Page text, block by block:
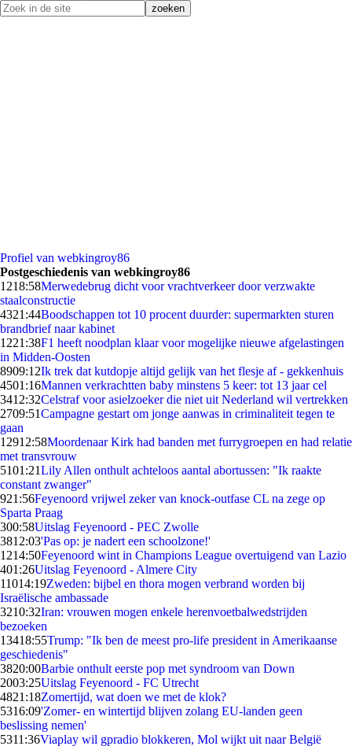
Profiel van webkingroy86
Postgeschiedenis van webkingroy86
1218:58Merwedebrug dicht voor vrachtverkeer door verzwakte
staalconstructie
4321:44Boodschappen tot 10 procent duurder: supermarkten sturen
brandbrief naar kabinet
1221:38F1 heeft noodplan klaar voor mogelijke nieuwe afgelastingen
in Midden-Oosten
8909:12Ik trek dat kutdopje altijd gelijk van het flesje af - gekkenhuis
4501:16Mannen verkrachtten baby minstens 5 keer: tot 13 jaar cel
3412:32Celstraf voor asielzoeker die niet uit Nederland wil vertrekken
2709:51Campagne gestart om jonge aanwas in criminaliteit tegen te
gaan
12912:58Moordenaar Kirk had banden met furrygroepen en had relatie
met transvrouw
5101:21Lily Allen onthult achteloos aantal abortussen: "Ik raakte
constant zwanger"
921:56Feyenoord vrijwel zeker van knock-outfase CL na zege op
Sparta Praag
300:58Uitslag Feyenoord - PEC Zwolle
3812:03'Pas op: je nadert een schoolzone!'
1214:50Feyenoord wint in Champions League overtuigend van Lazio
401:26Uitslag Feyenoord - Almere City
11014:19Zweden: bijbel en thora mogen verbrand worden bij
Israëlische ambassade
3210:32Iran: vrouwen mogen enkele herenvoetbalwedstrijden
bezoeken
13418:55Trump: "Ik ben de meest pro-life president in Amerikaanse
geschiedenis"
3820:00Barbie onthult eerste pop met syndroom van Down
2003:25Uitslag Feyenoord - FC Utrecht
4821:18Zomertijd, wat doen we met de klok?
5316:09'Zomer- en wintertijd blijven zolang EU-landen geen
beslissing nemen'
5311:36Viaplay wil gpradio blokkeren, Mol wijkt uit naar België